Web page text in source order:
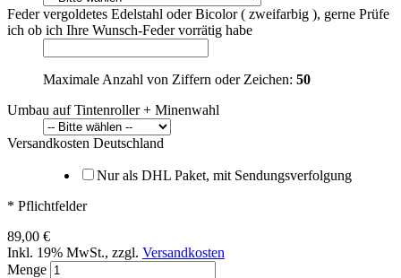
Feder vergoldetes Edelstahl oder Bicolor ( zweifarbig ), gerne Prüfe
ich ob ich Ihre Wunsch-Feder vorrätig habe
Maximale Anzahl von Ziffern oder Zeichen: 50
Umbau auf Tintenroller + Minenwahl
Versandkosten Deutschland
Nur als DHL Paket, mit Sendungsverfolgung
* Pflichtfelder
89,00 €
Inkl. 19% MwSt., zzgl. Versandkosten
Menge